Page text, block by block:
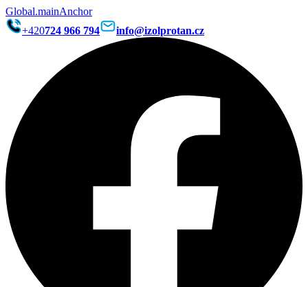
Global.mainAnchor
+420724 966 794 info@izolprotan.cz